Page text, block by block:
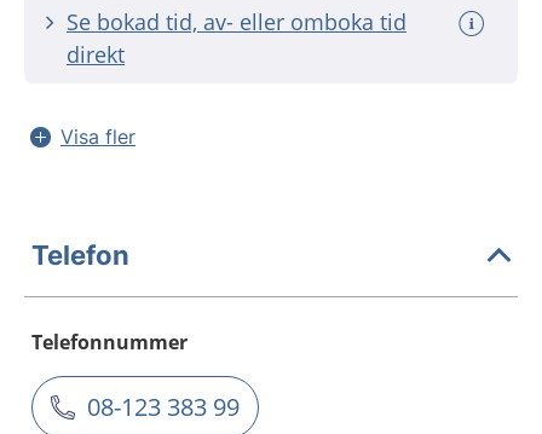
Se bokad tid, av- eller omboka tid
direkt
Visa fler
Telefon
Telefonnummer
08-123 383 99